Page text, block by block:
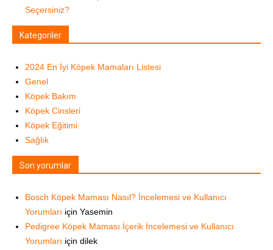
Seçersiniz?
Kategoriler
2024 En İyi Köpek Mamaları Listesi
Genel
Köpek Bakım
Köpek Cinsleri
Köpek Eğitimi
Sağlık
Son yorumlar
Bosch Köpek Maması Nasıl? İncelemesi ve Kullanıcı
Yorumları için Yasemin
Pedigree Köpek Maması İçerik İncelemesi ve Kullanıcı
Yorumları için dilek